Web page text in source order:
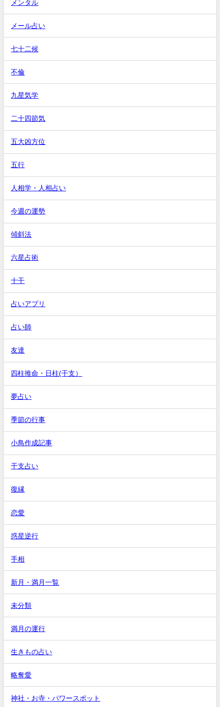
メンタル
メール占い
七十二候
不倫
九星気学
二十四節気
五大凶方位
五行
人相学・人相占い
今週の運勢
傾斜法
六星占術
十干
占いアプリ
占い師
友達
四柱推命・日柱(干支）
夢占い
季節の行事
小鳥作成記事
干支占い
復縁
恋愛
惑星逆行
手相
新月・満月一覧
未分類
満月の運行
生きもの占い
略奪愛
神社・お寺・パワースポット